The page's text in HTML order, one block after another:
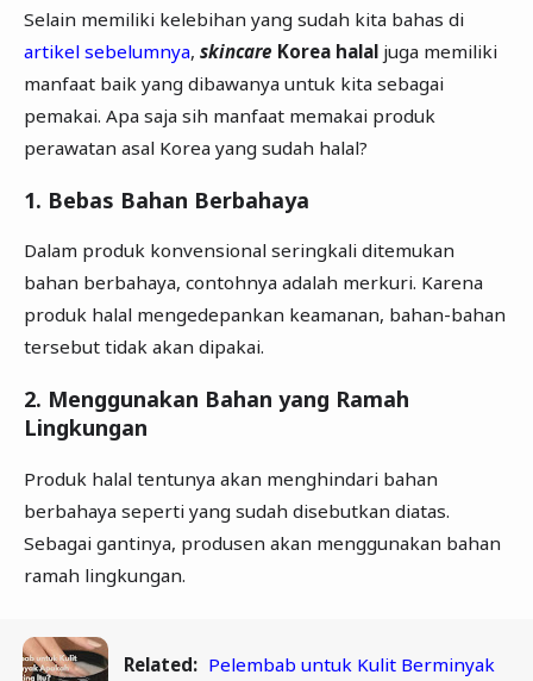
Selain memiliki kelebihan yang sudah kita bahas di
artikel sebelumnya, skincare Korea halaljuga memiliki
manfaat baik yang dibawanya untuk kita sebagai
pemakai. Apa saja sih manfaat memakai produk
perawatan asal Korea yang sudah halal?
1. Bebas Bahan Berbahaya
Dalam produk konvensional seringkali ditemukan
bahan berbahaya, contohnya adalah merkuri. Karena
produk halal mengedepankan keamanan, bahan-bahan
tersebut tidak akan dipakai.
2. Menggunakan Bahan yang Ramah
Lingkungan
Produk halal tentunya akan menghindari bahan
berbahaya seperti yang sudah disebutkan diatas.
Sebagai gantinya, produsen akan menggunakan bahan
ramah lingkungan.
Related: Pelembab untuk Kulit Berminyak